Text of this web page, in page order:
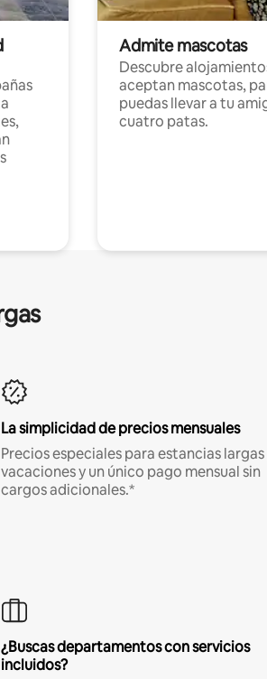
Admite mascotas
Descubre
aceptan mascotas,
puedas llevar a tu
cuatro patas.
La simplicidad de precios mensuales
Precios especiales para estancias
vacaciones y un único pago mensual sin
cargos adicionales.*
¿Buscas departamentos con servicios
incluidos?